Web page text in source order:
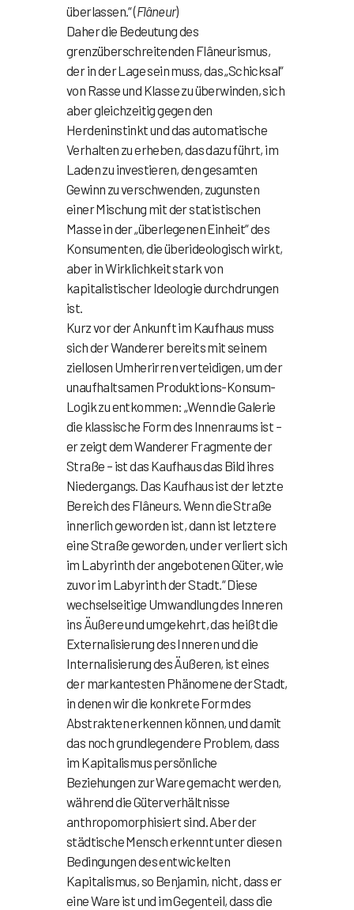
überlassen.“ (Flâneur)
Daher die Bedeutung des
grenzüberschreitenden Flâneurismus,
der in der Lage sein muss, das „Schicksal“
von Rasse und Klasse zu überwinden, sich
aber gleichzeitig gegen den
Herdeninstinkt und das automatische
Verhalten zu erheben, das dazu führt, im
Laden zu investieren, den gesamten
Gewinn zu verschwenden, zugunsten
einer Mischung mit der statistischen
Masse in der „überlegenen Einheit“ des
Konsumenten, die überideologisch wirkt,
aber in Wirklichkeit stark von
kapitalistischer Ideologie durchdrungen
ist.
Kurz vor der Ankunft im Kaufhaus muss
sich der Wanderer bereits mit seinem
ziellosen Umherirren verteidigen, um der
unaufhaltsamen Produktions-Konsum-
Logik zu entkommen: „Wenn die Galerie
die klassische Form des Innenraums ist –
er zeigt dem Wanderer Fragmente der
Straße – ist das Kaufhaus das Bild ihres
Niedergangs. Das Kaufhaus ist der letzte
Bereich des Flâneurs. Wenn die Straße
innerlich geworden ist, dann ist letztere
eine Straße geworden, und er verliert sich
im Labyrinth der angebotenen Güter, wie
zuvor im Labyrinth der Stadt.“ Diese
wechselseitige Umwandlung des Inneren
ins Äußere und umgekehrt, das heißt die
Externalisierung des Inneren und die
Internalisierung des Äußeren, ist eines
der markantesten Phänomene der Stadt,
in denen wir die konkrete Form des
Abstrakten erkennen können, und damit
das noch grundlegendere Problem, dass
im Kapitalismus persönliche
Beziehungen zur Ware gemacht werden,
während die Güterverhältnisse
anthropomorphisiert sind. Aber der
städtische Mensch erkennt unter diesen
Bedingungen des entwickelten
Kapitalismus, so Benjamin, nicht, dass er
eine Ware ist und im Gegenteil, dass die